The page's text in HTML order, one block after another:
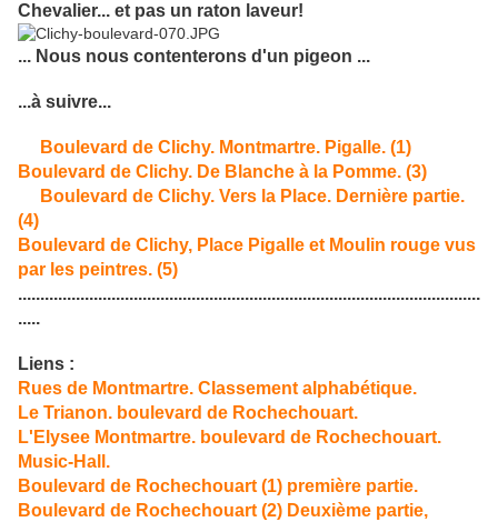
Chevalier... et pas un raton laveur!
... Nous nous contenterons d'un pigeon ...
...à suivre...
Boulevard de Clichy. Montmartre. Pigalle. (1)
Boulevard de Clichy. De Blanche à la Pomme. (3)
Boulevard de Clichy. Vers la Place. Dernière partie.
(4)
Boulevard de Clichy, Place Pigalle et Moulin rouge vus
par les peintres. (5)
........................................................................................................
.....
Liens :
Rues de Montmartre. Classement alphabétique.
Le Trianon. boulevard de Rochechouart.
L'Elysee Montmartre. boulevard de Rochechouart.
Music-Hall.
Boulevard de Rochechouart (1) première partie.
Boulevard de Rochechouart (2) Deuxième partie,